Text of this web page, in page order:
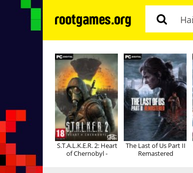
S.T.A.L.K.E.R. 2: Heart
of Chernobyl -
The Last of Us Part II
Remastered